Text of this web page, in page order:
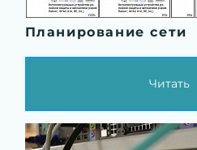
Планирование сети
Читать